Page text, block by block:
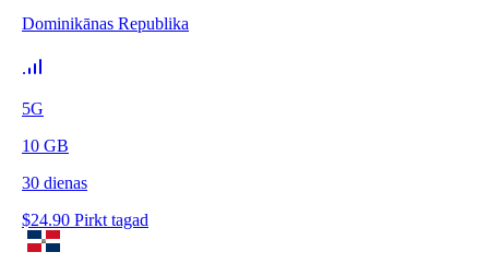
Dominikānas Republika
5G
10 GB
30 dienas
$24.90 Pirkt tagad